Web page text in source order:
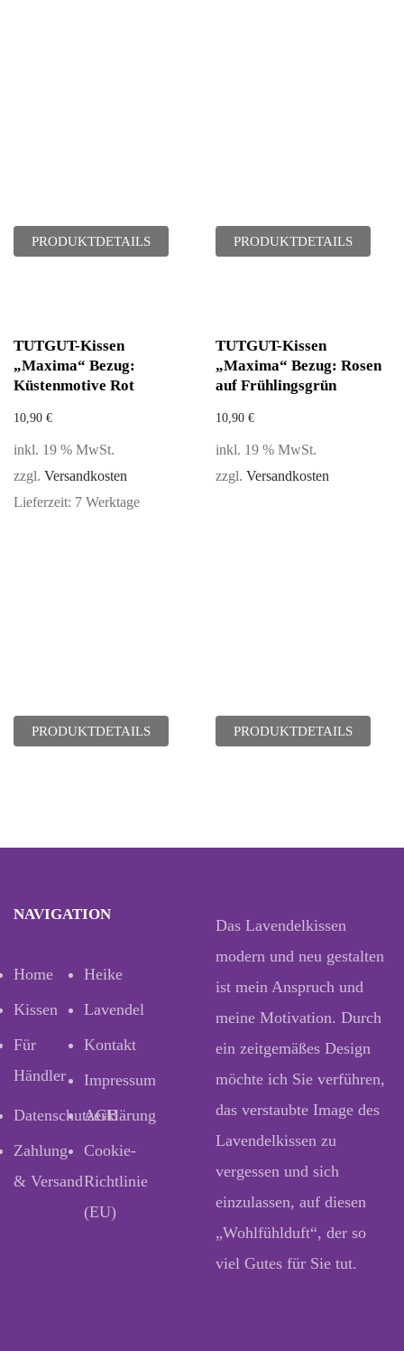
PRODUKTDETAILS PRODUKTDETAILS
TUTGUT-Kissen
„Maxima“ Bezug:
Küstenmotive Rot
10,90 €
inkl. 19 % MwSt.
zzgl. Versandkosten
Lieferzeit: 7 Werktage
PRODUKTDETAILS
TUTGUT-Kissen
„Maxima“ Bezug: Rosen
auf Frühlingsgrün
10,90 €
inkl. 19 % MwSt.
zzgl. Versandkosten
PRODUKTDETAILS
NAVIGATION
Home
Heike
Kissen
Lavendel
Für
Händler
Kontakt
Impressum
Datenschutzerklärung
AGB
Zahlung
& Versand
Cookie-
Richtlinie
(EU)
Das Lavendelkissen
modern und neu gestalten
ist mein Anspruch und
meine Motivation. Durch
ein zeitgemäßes Design
möchte ich Sie verführen,
das verstaubte Image des
Lavendelkissen zu
vergessen und sich
einzulassen, auf diesen
„Wohlfühlduft“, der so
viel Gutes für Sie tut.